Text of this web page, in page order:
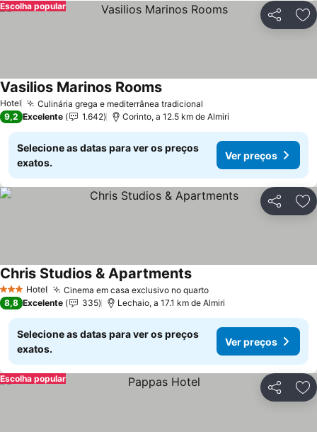
Partilhar
Escolha popular
Hotel Culinária grega e mediterrânea tradicional
Vasilios Marinos Rooms
9,2 Excelente 1.642 Corinto, a 12.5 km de Almiri
Selecione as datas para ver os preços
exatos.
Ver preços
Partilhar
3 EstrelasHotel Cinema em casa exclusivo no quarto
Chris Studios & Apartments
8,8 Excelente 335 Lechaio, a 17.1 km de Almiri
Selecione as datas para ver os preços
exatos.
Ver preços
Partilhar
Escolha popular